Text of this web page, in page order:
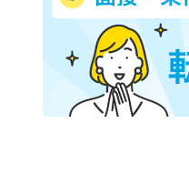
神戸新交通ポートアイラン